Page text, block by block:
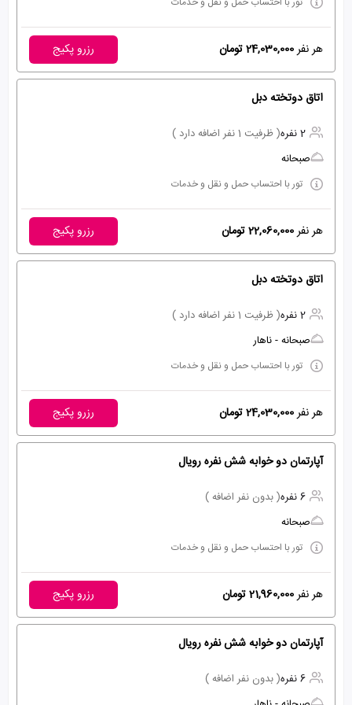
هر نفر24,030,000 تومان رزرو پکیج
اتاق دوتخته دبل
2 نفره
( ظرفیت 1 نفر اضافه دارد )
صبحانه
تور با احتساب حمل و نقل و خدمات
هر نفر22,060,000 تومان رزرو پکیج
اتاق دوتخته دبل
2 نفره
( ظرفیت 1 نفر اضافه دارد )
صبحانه - ناهار
تور با احتساب حمل و نقل و خدمات
هر نفر24,030,000 تومان رزرو پکیج
آپارتمان دو خوابه شش نفره رویال
6 نفره
( بدون نفر اضافه )
صبحانه
تور با احتساب حمل و نقل و خدمات
هر نفر21,960,000 تومان رزرو پکیج
آپارتمان دو خوابه شش نفره رویال
6 نفره
( بدون نفر اضافه )